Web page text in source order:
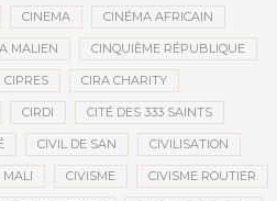
CINEMA CINÉMA AFRICAIN
MALIEN CINQUIÈME RÉPUBLIQUE
CIPRES CIRA CHARITY
CIRDI CITÉ DES 333 SAINTS
CIVIL DE SAN CIVILISATION
MALI CIVISME CIVISME ROUTIER